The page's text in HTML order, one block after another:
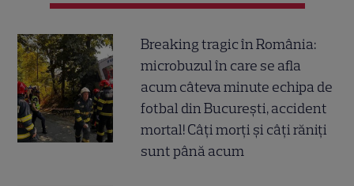
Breaking tragic în România:
microbuzul în care se afla
acum câteva minute echipa de
fotbal din București, accident
mortal! Câți morți și câți răniți
sunt până acum